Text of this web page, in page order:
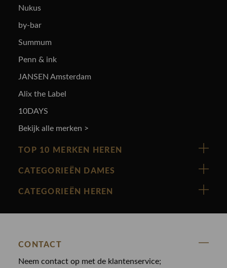
Nukus
by-bar
Summum
Penn & ink
JANSEN Amsterdam
Alix the Label
10DAYS
Bekijk alle merken >
TOP 10 MERKEN HEREN
Vanguard
Cast Iron
CATEGORIEËN DAMES
Nieuw binnen
Blouses
Broeken
CATEGORIEËN HEREN
Broeken
Colberts
CONTACT
Neem contact op met de klantenservice;